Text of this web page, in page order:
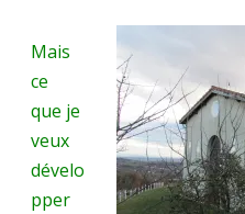
Mais
ce
que je
veux
dévelo
pper